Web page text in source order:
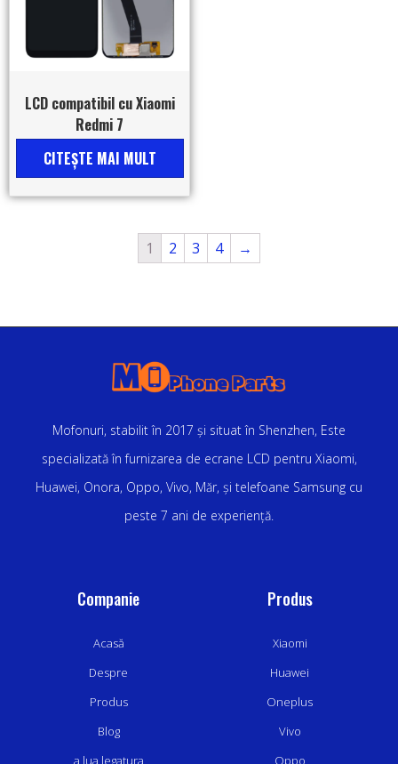
LCD compatibil cu Xiaomi
Redmi 7
CITEŞTE MAI MULT
1 2 3 4 →
Mofonuri, stabilit în 2017 și situat în Shenzhen, Este
specializată în furnizarea de ecrane LCD pentru Xiaomi,
Huawei, Onora, Oppo, Vivo, Măr, și telefoane Samsung cu
peste 7 ani de experiență.
Companie
Acasă
Despre
Produs
Blog
a lua legatura
Produs
Xiaomi
Huawei
Oneplus
Vivo
Oppo